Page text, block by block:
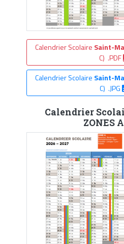
Calendrier Scolaire Saint-
C) .PDF
Calendrier Scolaire Saint-
C) .JPG
Calendrier
ZONES